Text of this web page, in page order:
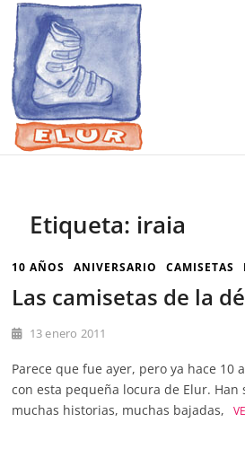
Saltar
contenido
Elur
EL CLUB DE
Etiqueta: iraia
10 AÑOS ANIVERSARIO CAMISETAS
Las camisetas de la
13 enero 2011
Parece que fue ayer, pero ya hace 10
con esta pequeña locura de Elur. Han
muchas historias, muchas bajadas,